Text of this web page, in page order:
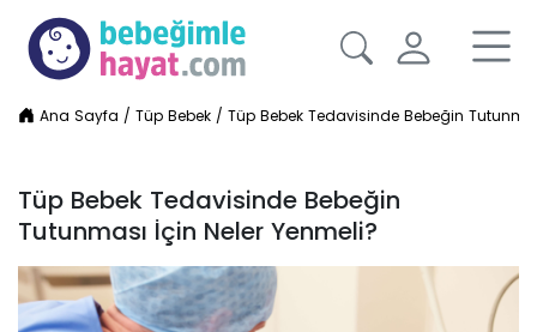
Ana Sayfa /Tüp Bebek /Tüp Bebek Tedavisinde Bebeğin
Tüp Bebek Tedavisinde Bebeğin
Tutunması İçin Neler Yenmeli?